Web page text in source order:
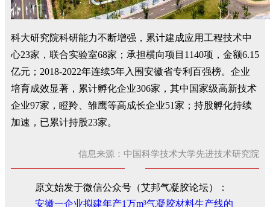
科大研究院科研能力不断增强，累计建成应用工程技术中
心23家，联合实验室68家；承担横向项目1140项，金额6.15
亿元；2018-2022年连续5年入围安徽省专利百强榜。企业
培育成效显著，累计孵化企业306家，其中国家级高新技术
企业97家，瞪羚、雏鹰等高成长企业51家；持股孵化持续
加速，已累计持股23家。
信息来源：中国科学技术大学先进技术研究院
原文始发于微信公众号（艾邦气凝胶论坛）：
安徽一企业拟建年产1万m³气凝胶材料生产线的